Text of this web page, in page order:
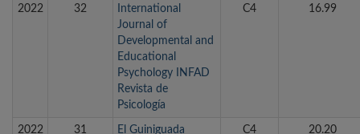
2022 32
International
Journal of
Developmental and
Educational
Psychology INFAD
Revista de
Psicología
C4 16.99
2022 31 El Guiniguada C4 20.20